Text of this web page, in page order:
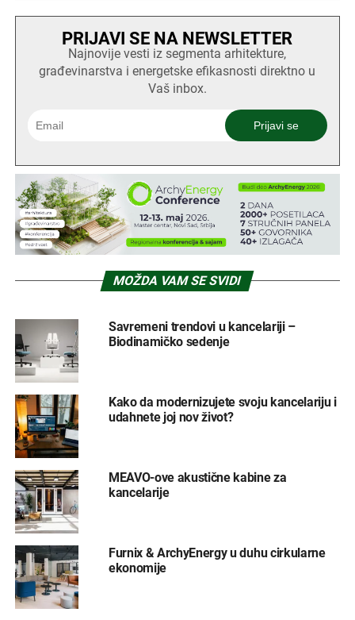
PRIJAVI SE NA NEWSLETTER
Najnovije vesti iz segmenta arhitekture,
građevinarstva i energetske efikasnosti direktno u
Vaš inbox.
MOŽDA VAM SE SVIDI
Savremeni trendovi u kancelariji –
Biodinamičko sedenje
Kako da modernizujete svoju kancelariju i
udahnete joj nov život?
MEAVO-ove akustične kabine za
kancelarije
Furnix & ArchyEnergy u duhu cirkularne
ekonomije